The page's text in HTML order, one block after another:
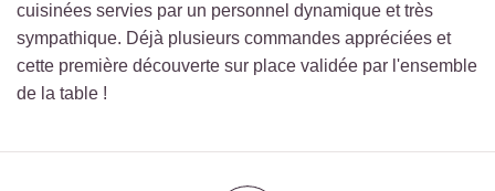
cuisinées servies par un personnel dynamique et très
sympathique. Déjà plusieurs commandes appréciées et
cette première découverte sur place validée par l'ensemble
de la table !